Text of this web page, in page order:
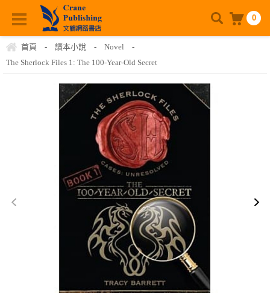
0
首頁 - 讀本小說 - Novel
-
The Sherlock Files 1: The 100-Year-Old Secret